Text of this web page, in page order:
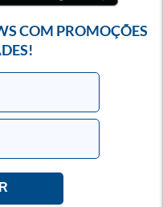
COM PROMOÇÕES